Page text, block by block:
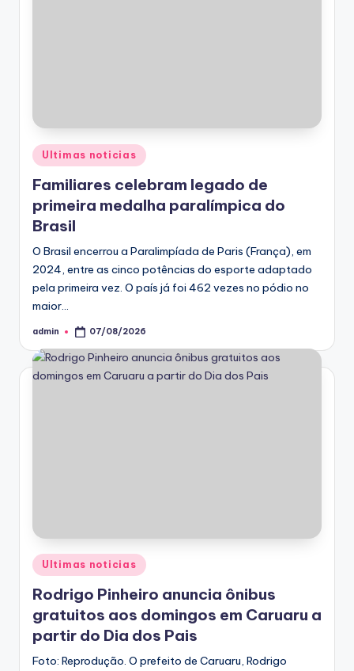
Posted
in
Ultimas noticias
Familiares celebram legado de
primeira medalha paralímpica do
Brasil
O Brasil encerrou a Paralimpíada de Paris (França), em
2024, entre as cinco potências do esporte adaptado
pela primeira vez. O país já foi 462 vezes no pódio no
maior…
Posted
admin 07/08/2026
Posted
in
Ultimas noticias
Rodrigo Pinheiro anuncia ônibus
gratuitos aos domingos em Caruaru a
partir do Dia dos Pais
Foto: Reprodução. O prefeito de Caruaru, Rodrigo